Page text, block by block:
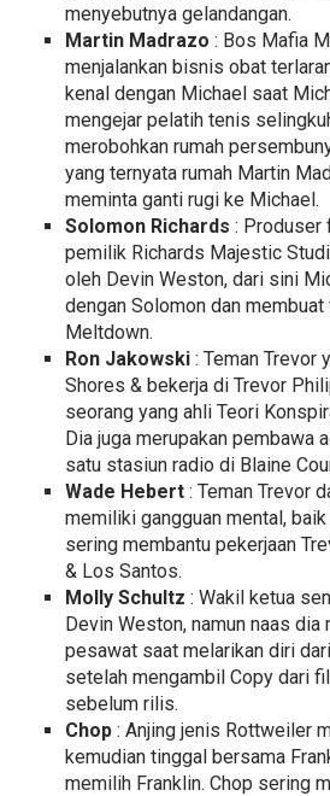
menyebutnya gelandangan.
Martin Madrazo : Bos Mafia
menjalankan bisnis obat
kenal dengan Michael saat
mengejar pelatih tenis
merobohkan rumah
yang ternyata rumah Martin
meminta ganti rugi ke Michael.
Solomon Richards : Produser
pemilik Richards Majestic
oleh Devin Weston, dari sini
dengan Solomon dan
Meltdown.
Ron Jakowski : Teman Trevor
Shores & bekerja di Trevor
seorang yang ahli Teori
Dia juga merupakan pembawa
satu stasiun radio di Blaine
Wade Hebert : Teman Trevor
memiliki gangguan mental,
sering membantu pekerjaan
& Los Santos.
Molly Schultz : Wakil ketua
Devin Weston, namun naas
pesawat saat melarikan diri
setelah mengambil Copy dari
sebelum rilis.
Chop : Anjing jenis Rottweiler
kemudian tinggal bersama
memilih Franklin. Chop sering